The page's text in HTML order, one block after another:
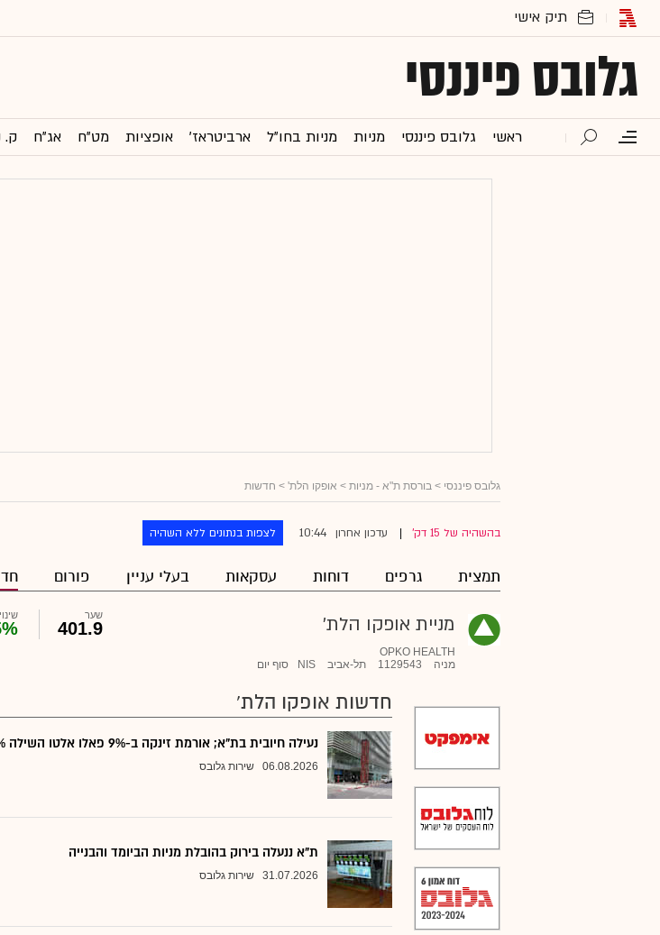
גלובס פיננסי
ראשי גלובס פיננסי מניות מניות בחו"ל ארביטראז' אופציות מט"ח אג"ח ק.
גלובס פיננסי > בורסת ת"א - מניות > אופקו הלת' > חדשות
בהשהיה של 15 דק' עדכון אחרון 10:44 לצפות בנתונים ללא השהיה
תמצית גרפים דוחות עסקאות בעלי עניין פורום
מניית אופקו הלת'
OPKO HEALTH
מניה
1129543 תל-אביב NIS סוף יום
שער
401.9
שינוי
חדשות אופקו הלת'
נעילה חיובית בת"א; אורמת זינקה ב-9% פאלו אלטו השילה 4%
06.08.2026 שירות גלובס
ת"א ננעלה בירוק בהובלת מניות הביומד והבנייה
31.07.2026 שירות גלובס